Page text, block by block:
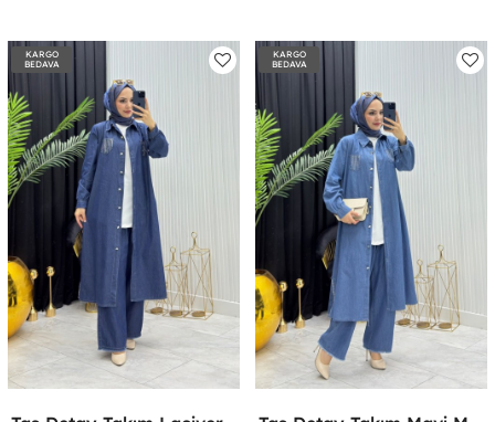
KARGO
BEDAVA
KARGO
BEDAVA